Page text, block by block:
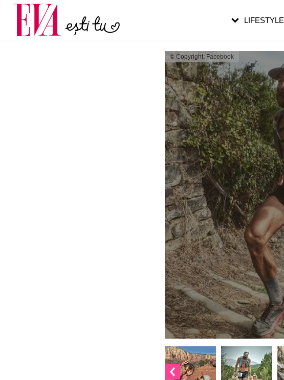
© Copyright: Facebook
LIFESTYLE
Carieră
Actualitate
pe măsură ce înaintezi în vârstă